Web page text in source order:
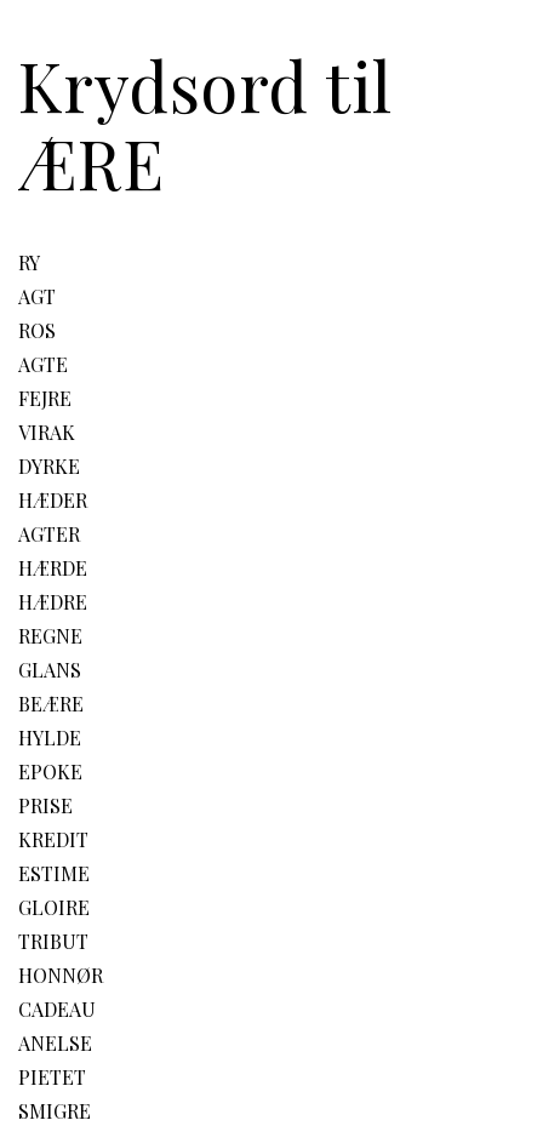
Krydsord til
ÆRE
RY
AGT
ROS
AGTE
FEJRE
VIRAK
DYRKE
HÆDER
AGTER
HÆRDE
HÆDRE
REGNE
GLANS
BEÆRE
HYLDE
EPOKE
PRISE
KREDIT
ESTIME
GLOIRE
TRIBUT
HONNØR
CADEAU
ANELSE
PIETET
SMIGRE